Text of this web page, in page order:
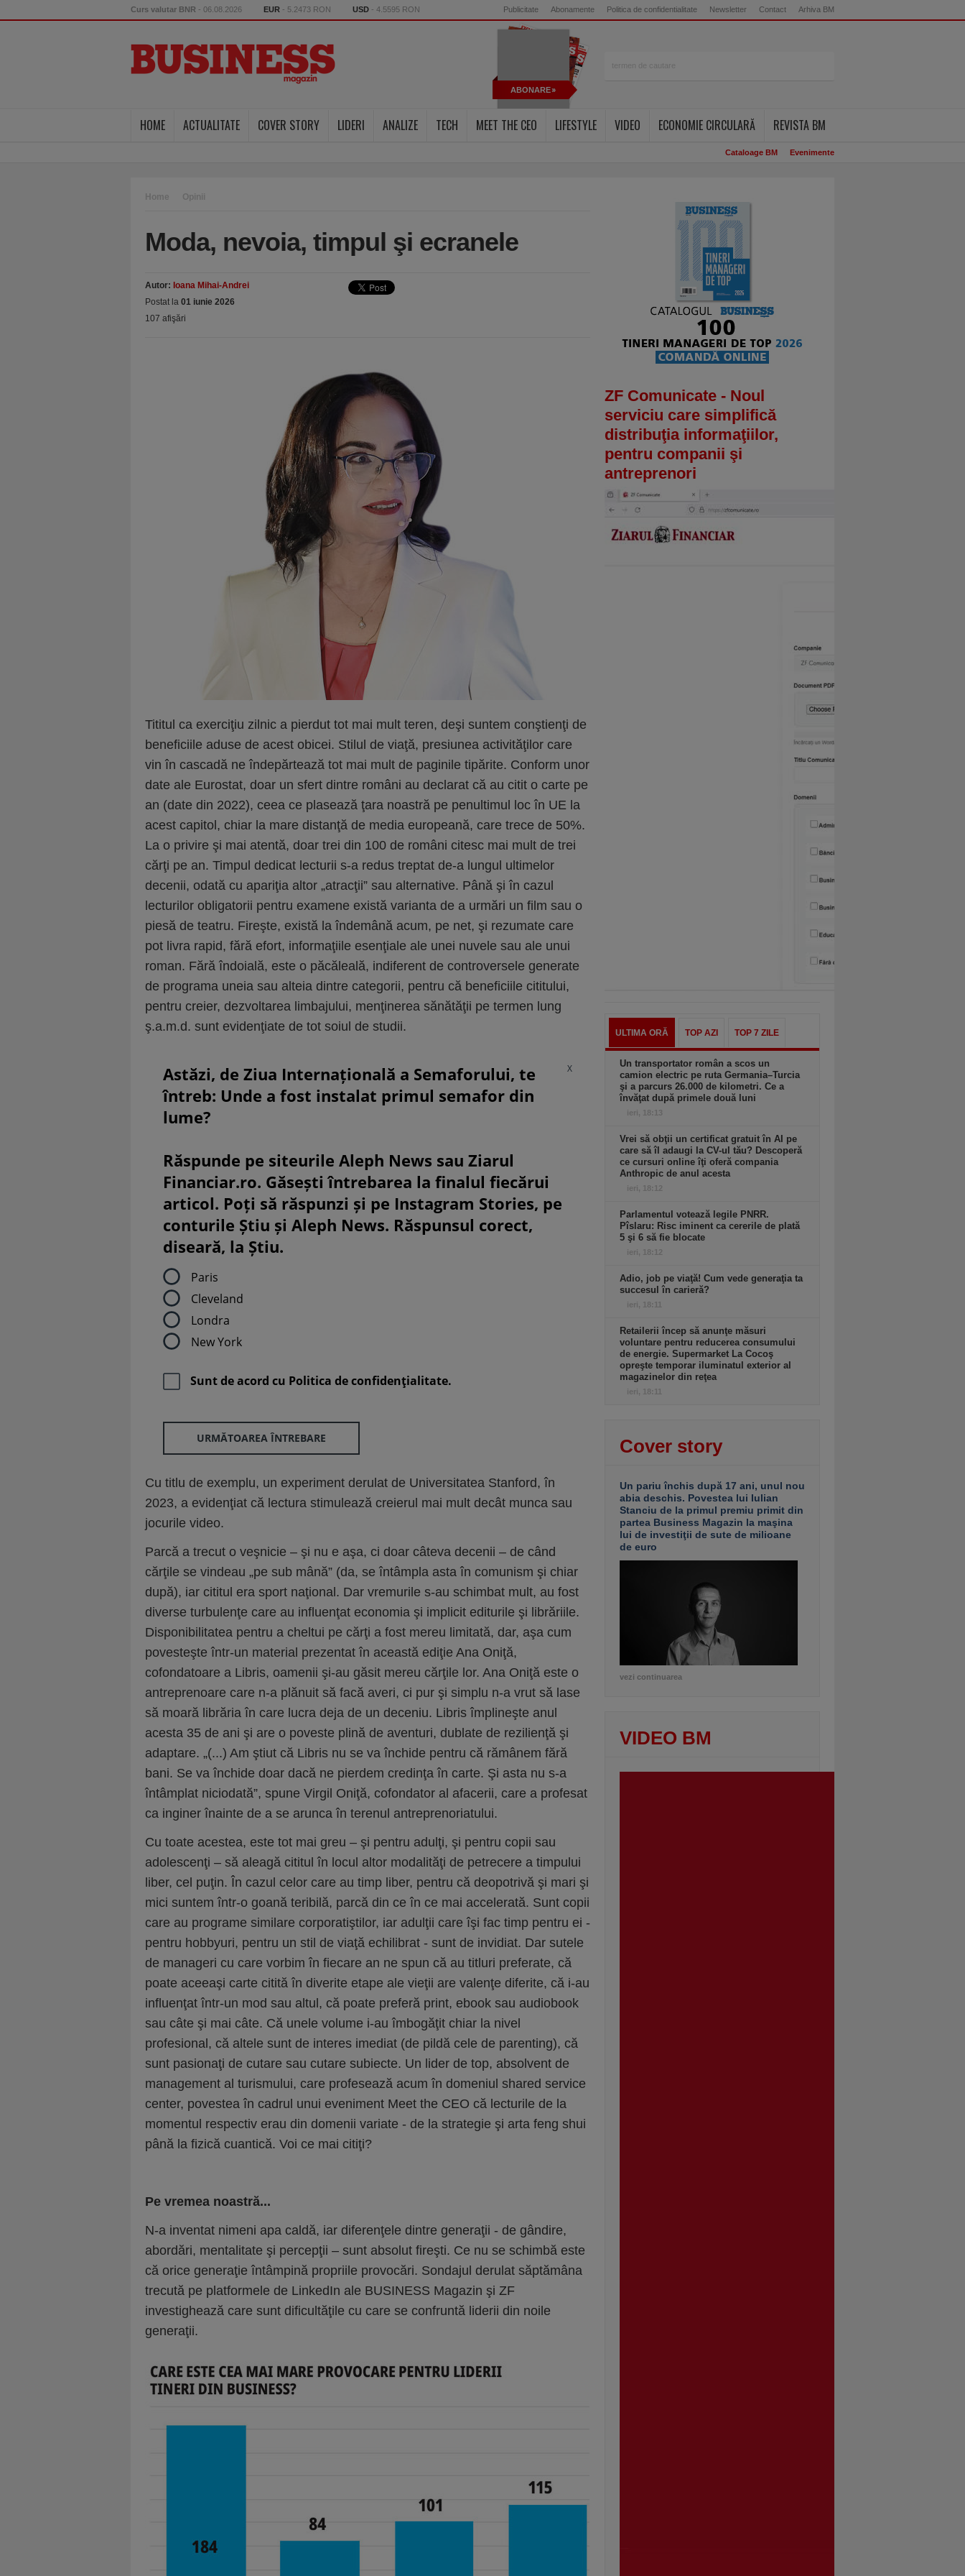
Curs valutar BNR - 06.08.2026 EUR - 5.2473 RON USD - 4.5595 RON Publicitate Abonamente Politica de confidentialitate Newsletter Contact Arhiva BM
ABONARE
HOME ACTUALITATE COVER STORY LIDERI ANALIZE TECH MEET THE CEO LIFESTYLE VIDEO ECONOMIE CIRCULARĂ REVISTA BM
Cataloage BM Evenimente
Home Opinii
Moda, nevoia, timpul şi ecranele
Autor: Ioana Mihai-Andrei
Postat la 01 iunie 2026
107 afişări
Tititul ca exerciţiu zilnic a pierdut tot mai mult teren, deşi suntem conştienţi de
beneficiile aduse de acest obicei. Stilul de viaţă, presiunea activităţilor care
vin în cascadă ne îndepărtează tot mai mult de paginile tipărite. Conform unor
date ale Eurostat, doar un sfert dintre români au declarat că au citit o carte pe
an (date din 2022), ceea ce plasează ţara noastră pe penultimul loc în UE la
acest capitol, chiar la mare distanţă de media europeană, care trece de 50%.
La o privire şi mai atentă, doar trei din 100 de români citesc mai mult de trei
cărţi pe an. Timpul dedicat lecturii s-a redus treptat de-a lungul ultimelor
decenii, odată cu apariţia altor „atracţii” sau alternative. Până şi în cazul
lecturilor obligatorii pentru examene există varianta de a urmări un film sau o
piesă de teatru. Fireşte, există la îndemână acum, pe net, şi rezumate care
pot livra rapid, fără efort, informaţiile esenţiale ale unei nuvele sau ale unui
roman. Fără îndoială, este o păcăleală, indiferent de controversele generate
de programa uneia sau alteia dintre categorii, pentru că beneficiile cititului,
pentru creier, dezvoltarea limbajului, menţinerea sănătăţii pe termen lung
ş.a.m.d. sunt evidenţiate de tot soiul de studii.
X
Astăzi, de Ziua Internațională a Semaforului, te
întreb: Unde a fost instalat primul semafor din
lume?
Răspunde pe siteurile Aleph News sau Ziarul
Financiar.ro. Găsești întrebarea la finalul fiecărui
articol. Poți să răspunzi și pe Instagram Stories, pe
conturile Știu și Aleph News. Răspunsul corect,
diseară, la Știu.
Paris
Cleveland
Londra
New York
Sunt de acord cu Politica de confidenţialitate.
URMĂTOAREA ÎNTREBARE
Cu titlu de exemplu, un experiment derulat de Universitatea Stanford, în
2023, a evidenţiat că lectura stimulează creierul mai mult decât munca sau
jocurile video.
Parcă a trecut o veşnicie – şi nu e aşa, ci doar câteva decenii – de când
cărţile se vindeau „pe sub mână” (da, se întâmpla asta în comunism şi chiar
după), iar cititul era sport naţional. Dar vremurile s-au schimbat mult, au fost
diverse turbulenţe care au influenţat economia şi implicit editurile şi librăriile.
Disponibilitatea pentru a cheltui pe cărţi a fost mereu limitată, dar, aşa cum
povesteşte într-un material prezentat în această ediţie Ana Oniţă,
cofondatoare a Libris, oamenii şi-au găsit mereu cărţile lor. Ana Oniţă este o
antreprenoare care n-a plănuit să facă averi, ci pur şi simplu n-a vrut să lase
să moară librăria în care lucra deja de un deceniu. Libris împlineşte anul
acesta 35 de ani şi are o poveste plină de aventuri, dublate de rezilienţă şi
adaptare. „(...) Am ştiut că Libris nu se va închide pentru că rămânem fără
bani. Se va închide doar dacă ne pierdem credinţa în carte. Şi asta nu s-a
întâmplat niciodată”, spune Virgil Oniţă, cofondator al afacerii, care a profesat
ca inginer înainte de a se arunca în terenul antreprenoriatului.
Cu toate acestea, este tot mai greu – şi pentru adulţi, şi pentru copii sau
adolescenţi – să aleagă cititul în locul altor modalităţi de petrecere a timpului
liber, cel puţin. În cazul celor care au timp liber, pentru că deopotrivă şi mari şi
mici suntem într-o goană teribilă, parcă din ce în ce mai accelerată. Sunt copii
care au programe similare corporatiştilor, iar adulţii care îşi fac timp pentru ei -
pentru hobbyuri, pentru un stil de viaţă echilibrat - sunt de invidiat. Dar sutele
de manageri cu care vorbim în fiecare an ne spun că au titluri preferate, că
poate aceeaşi carte citită în diverite etape ale vieţii are valenţe diferite, că i-au
influenţat într-un mod sau altul, că poate preferă print, ebook sau audiobook
sau câte şi mai câte. Că unele volume i-au îmbogăţit chiar la nivel
profesional, că altele sunt de interes imediat (de pildă cele de parenting), că
sunt pasionaţi de cutare sau cutare subiecte. Un lider de top, absolvent de
management al turismului, care profesează acum în domeniul shared service
center, povestea în cadrul unui eveniment Meet the CEO că lecturile de la
momentul respectiv erau din domenii variate - de la strategie şi arta feng shui
până la fizică cuantică. Voi ce mai citiţi?
Pe vremea noastră...
N-a inventat nimeni apa caldă, iar diferenţele dintre generaţii - de gândire,
abordări, mentalitate şi percepţii – sunt absolut fireşti. Ce nu se schimbă este
că orice generaţie întâmpină propriile provocări. Sondajul derulat săptămâna
trecută pe platformele de LinkedIn ale BUSINESS Magazin şi ZF
investighează care sunt dificultăţile cu care se confruntă liderii din noile
generaţii.
ZF Comunicate - Noul
serviciu care simplifică
distribuţia informaţiilor,
pentru companii şi
antreprenori
ULTIMA ORĂ TOP AZI TOP 7 ZILE
Un transportator român a scos un
camion electric pe ruta Germania–Turcia
şi a parcurs 26.000 de kilometri. Ce a
învăţat după primele două luni
ieri, 18:13
Vrei să obţii un certificat gratuit în AI pe
care să îl adaugi la CV-ul tău? Descoperă
ce cursuri online îţi oferă compania
Anthropic de anul acesta
ieri, 18:12
Parlamentul votează legile PNRR.
Pîslaru: Risc iminent ca cererile de plată
5 şi 6 să fie blocate
ieri, 18:12
Adio, job pe viaţă! Cum vede generaţia ta
succesul în carieră?
ieri, 18:11
Retailerii încep să anunţe măsuri
voluntare pentru reducerea consumului
de energie. Supermarket La Cocoş
opreşte temporar iluminatul exterior al
magazinelor din reţea
ieri, 18:11
Cover story
Un pariu închis după 17 ani, unul nou
abia deschis. Povestea lui Iulian
Stanciu de la primul premiu primit din
partea Business Magazin la maşina
lui de investiţii de sute de milioane
de euro
vezi continuarea
VIDEO BM